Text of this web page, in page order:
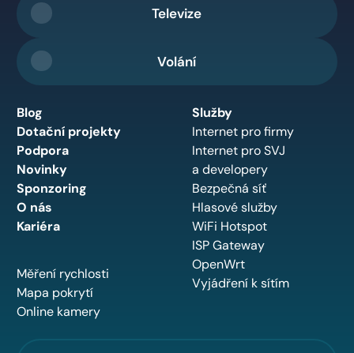
Televize
Volání
Blog
Dotační projekty
Podpora
Novinky
Sponzoring
O nás
Kariéra
Měření rychlosti
Mapa pokrytí
Online kamery
Služby
Internet pro firmy
Internet pro SVJ
a developery
Bezpečná síť
Hlasové služby
WiFi Hotspot
ISP Gateway
OpenWrt
Vyjádření k sítím